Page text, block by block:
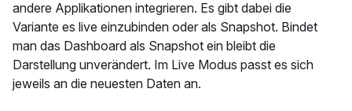
andere Applikationen integrieren. Es gibt dabei die
Variante es live einzubinden oder als Snapshot. Bindet
man das Dashboard als Snapshot ein bleibt die
Darstellung unverändert. Im Live Modus passt es sich
jeweils an die neuesten Daten an.